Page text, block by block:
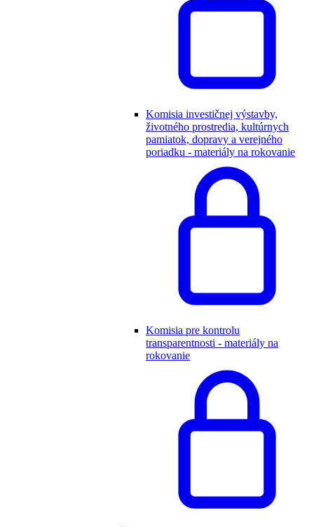
Komisia investičnej výstavby,
životného prostredia, kultúrnych
pamiatok, dopravy a verejného
poriadku - materiály na rokovanie
Komisia pre kontrolu
transparentnosti - materiály na
rokovanie